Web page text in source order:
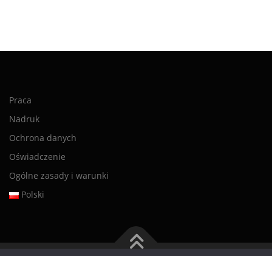
Praca
Nadruk
Ochrona danych
Oświadczenie
Ogólne zasady i warunki
Polski